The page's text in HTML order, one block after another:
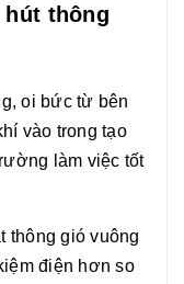
hút thông
oi bức từ bên
vào trong tạo
làm việc tốt
thông gió vuông
điện hơn so